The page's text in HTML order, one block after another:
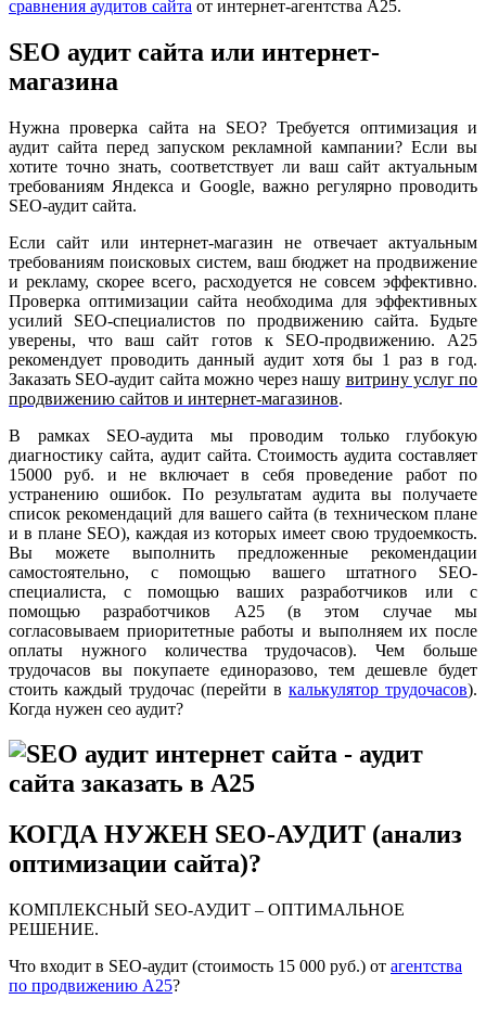
сравнения аудитов сайта от интернет-агентства А25.
SEO аудит сайта или интернет-
магазина
Нужна проверка сайта на SEO? Требуется оптимизация и
аудит сайта перед запуском рекламной кампании? Если вы
хотите точно знать, соответствует ли ваш сайт актуальным
требованиям Яндекса и Google, важно регулярно проводить
SEO-аудит сайта.
Если сайт или интернет-магазин не отвечает актуальным
требованиям поисковых систем, ваш бюджет на продвижение
и рекламу, скорее всего, расходуется не совсем эффективно.
Проверка оптимизации сайта необходима для эффективных
усилий SEO-специалистов по продвижению сайта. Будьте
уверены, что ваш сайт готов к SEO-продвижению. А25
рекомендует проводить данный аудит хотя бы 1 раз в год.
Заказать SEO-аудит сайта можно через нашу витрину услуг по
продвижению сайтов и интернет-магазинов.
В рамках SEO-аудита мы проводим только глубокую
диагностику сайта, аудит сайта. Стоимость аудита составляет
15000 руб. и не включает в себя проведение работ по
устранению ошибок. По результатам аудита вы получаете
список рекомендаций для вашего сайта (в техническом плане
и в плане SEO), каждая из которых имеет свою трудоемкость.
Вы можете выполнить предложенные рекомендации
самостоятельно, с помощью вашего штатного SEO-
специалиста, с помощью ваших разработчиков или с
помощью разработчиков А25 (в этом случае мы
согласовываем приоритетные работы и выполняем их после
оплаты нужного количества трудочасов). Чем больше
трудочасов вы покупаете единоразово, тем дешевле будет
стоить каждый трудочас (перейти в калькулятор трудочасов).
Когда нужен сео аудит?
КОГДА НУЖЕН SEO-АУДИТ (анализ
оптимизации сайта)?
КОМПЛЕКСНЫЙ SEO-АУДИТ – ОПТИМАЛЬНОЕ
РЕШЕНИЕ.
Что входит в SEO-аудит (стоимость 15 000 руб.) от агентства
по продвижению А25?